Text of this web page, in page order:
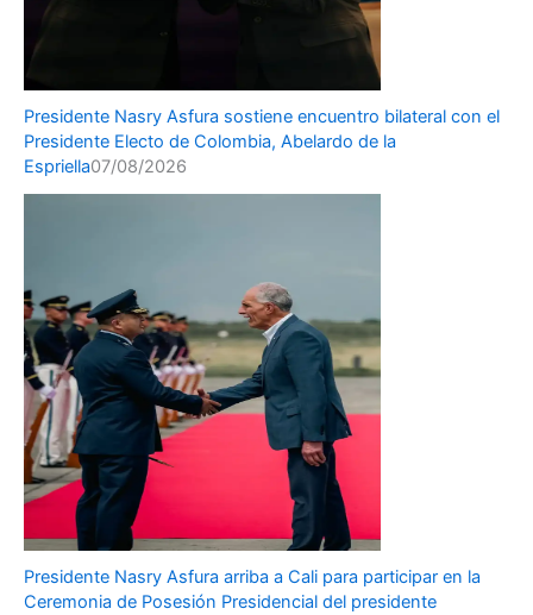
Presidente Nasry Asfura sostiene encuentro bilateral con el
Presidente Electo de Colombia, Abelardo de la
Espriella07/08/2026
Presidente Nasry Asfura arriba a Cali para participar en la
Ceremonia de Posesión Presidencial del presidente